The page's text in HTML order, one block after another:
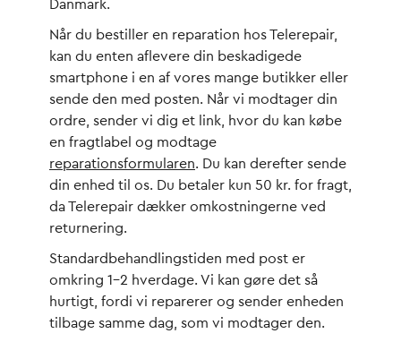
Danmark.
Når du bestiller en reparation hos Telerepair,
kan du enten aflevere din beskadigede
smartphone i en af vores mange butikker eller
sende den med posten. Når vi modtager din
ordre, sender vi dig et link, hvor du kan købe
en fragtlabel og modtage
reparationsformularen. Du kan derefter sende
din enhed til os. Du betaler kun 50 kr. for fragt,
da Telerepair dækker omkostningerne ved
returnering.
Standardbehandlingstiden med post er
omkring 1-2 hverdage. Vi kan gøre det så
hurtigt, fordi vi reparerer og sender enheden
tilbage samme dag, som vi modtager den.